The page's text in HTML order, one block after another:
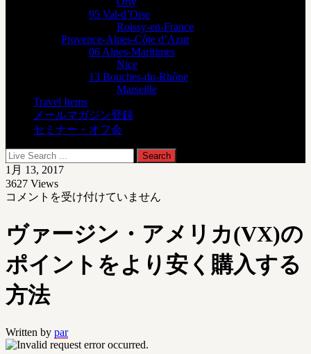
95 Val-d’Oise
Roissy-en-France
Provence-Alpes-Côte d’Azur
06 Alpes-Maritimes
Nice
13 Bouches-du-Rhône
Marseille
Travel Items
メールマガジン登録
セミナー・オフ会
1月 13, 2017
3627 Views
ヴ
ー
ジ
ン・
ア
メ
リ
(VX)
の
コメントを受け付けていません
ヴァージン・アメリカ(VX)の
ポイントをより安く購入する
方法
Written by par